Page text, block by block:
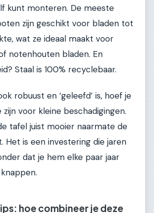
kunt monteren. De meeste
zijn geschikt voor bladen tot
wat ze ideaal maakt voor
notenhouten bladen. En
Staal is 100% recyclebaar.
robuust en ‘geleefd’ is, hoef je
voor kleine beschadigingen.
tafel juist mooier naarmate de
Het is een investering die jaren
dat je hem elke paar jaar
hoe combineer je deze